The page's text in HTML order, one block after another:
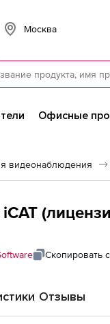
Москва
Офисные
видеонаблюдения
Скопировать
Отзывы